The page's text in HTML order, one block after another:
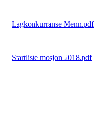
Lagkonkurranse Menn.pdf
Startliste mosjon 2018.pdf